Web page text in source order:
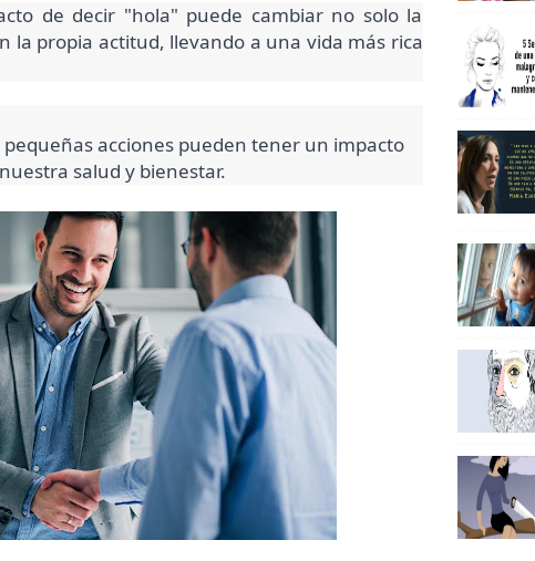
de decir "hola" puede cambiar no solo la
la propia actitud, llevando a una vida más rica
acciones pueden tener un impacto
salud y bienestar.